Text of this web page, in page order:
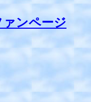
ンページ